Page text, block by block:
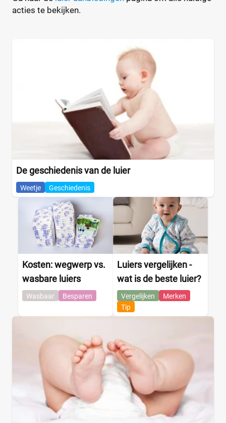
acties te bekijken.
De geschiedenis van de luier
Weetje Geschiedenis
Kosten: wegwerp vs.
wasbare luiers
Wasbaar Besparen
Luiers vergelijken -
wat is de beste luier?
Vergelijken
Merken
Tip